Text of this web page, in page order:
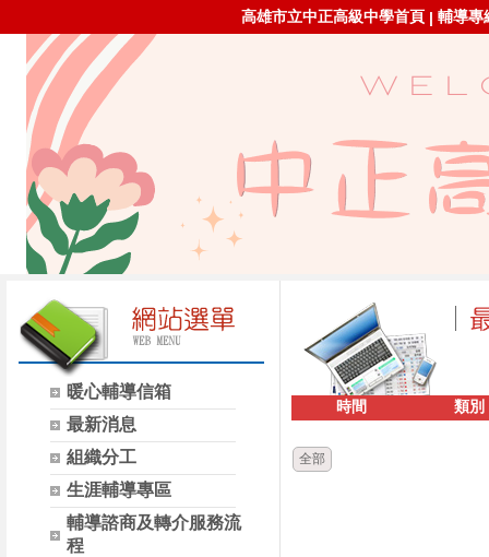
高雄市立中正高級中學首頁 | 輔導專
暖心輔導信箱
最新消息
組織分工
生涯輔導專區
輔導諮商及轉介服務流
程
時間 類別
全部